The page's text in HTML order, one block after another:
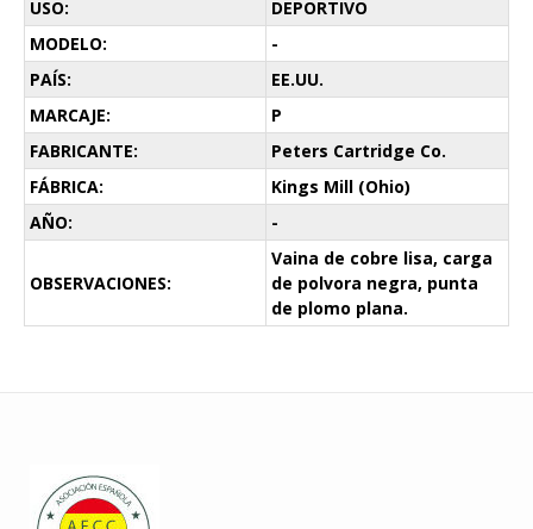
USO:
DEPORTIVO
MODELO:
-
PAÍS:
EE.UU.
MARCAJE:
P
FABRICANTE:
Peters Cartridge Co.
FÁBRICA:
Kings Mill (Ohio)
AÑO:
-
OBSERVACIONES:
Vaina de cobre lisa, carga
de polvora negra, punta
de plomo plana.